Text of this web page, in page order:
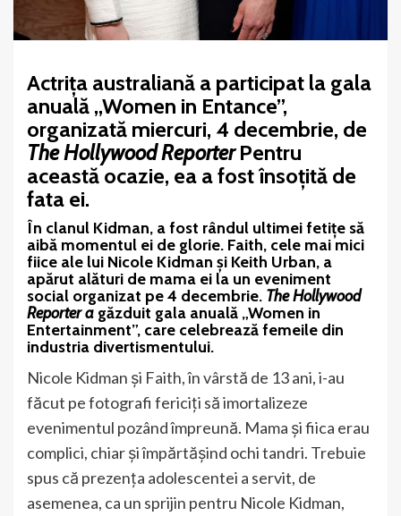
Actriţa australiană a participat la gala
anuală „Women in Entance”,
organizată miercuri, 4 decembrie, de
The Hollywood ReporterPentru
această ocazie, ea a fost însoțită de
fata ei.
În clanul Kidman, a fost rândul ultimei fetițe să
aibă momentul ei de glorie. Faith, cele mai mici
fiice ale lui Nicole Kidman și Keith Urban, a
apărut alături de mama ei la un eveniment
social organizat pe 4 decembrie. The Hollywood
Reporter a găzduit gala anuală „Women in
Entertainment”, care celebrează femeile din
industria divertismentului.
Nicole Kidman și Faith, în vârstă de 13 ani, i-au
făcut pe fotografi fericiți să imortalizeze
evenimentul pozând împreună. Mama și fiica erau
complici, chiar și împărtășind ochi tandri. Trebuie
spus că prezența adolescentei a servit, de
asemenea, ca un sprijin pentru Nicole Kidman,